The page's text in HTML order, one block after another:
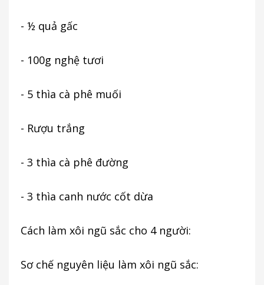
- ½ quả gấc
- 100g nghệ tươi
- 5 thìa cà phê muối
- Rượu trắng
- 3 thìa cà phê đường
- 3 thìa canh nước cốt dừa
Cách làm xôi ngũ sắc cho 4 người:
Sơ chế nguyên liệu làm xôi ngũ sắc: